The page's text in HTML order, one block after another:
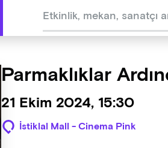
Parmaklıklar
21 Ekim 2024, 15:30
İstiklal Mall - Cinema Pink